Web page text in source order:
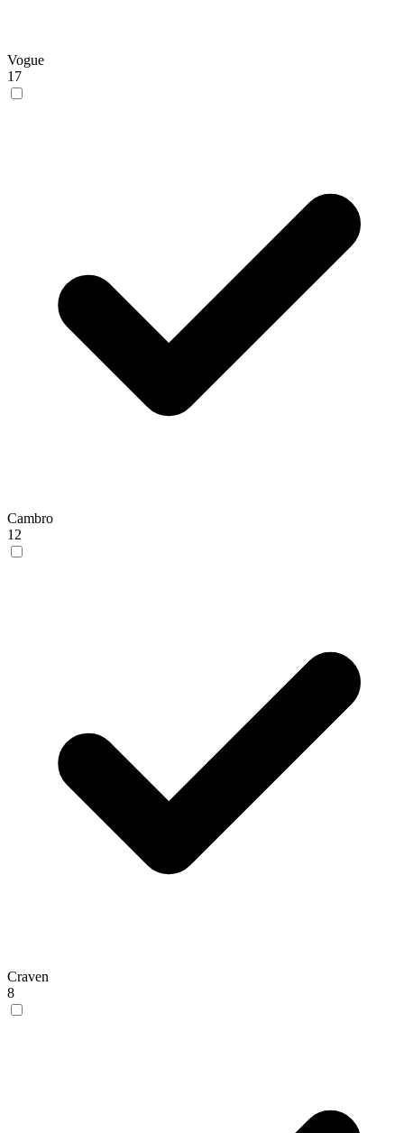
Vogue
17
Cambro
12
Craven
8